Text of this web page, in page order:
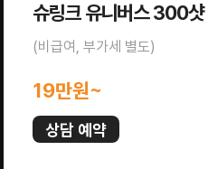
슈링크 유니버스 300샷
(비급여, 부가세 별도)
19만원~
상담 예약